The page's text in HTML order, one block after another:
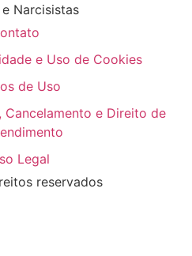
Narcisistas
e Uso de Cookies
de Uso
Cancelamento e Direito de
Legal
reservados